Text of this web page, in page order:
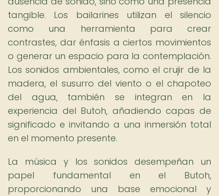
tangible. Los bailarines utilizan el silencio
como una herramienta para crear
contrastes, dar énfasis a ciertos movimientos
o generar un espacio para la contemplación.
Los sonidos ambientales, como el crujir de la
madera, el susurro del viento o el chapoteo
del agua, también se integran en la
experiencia del Butoh, añadiendo capas de
significado e invitando a una inmersión total
en el momento presente.
La música y los sonidos desempeñan un
papel fundamental en el Butoh,
proporcionando una base emocional y